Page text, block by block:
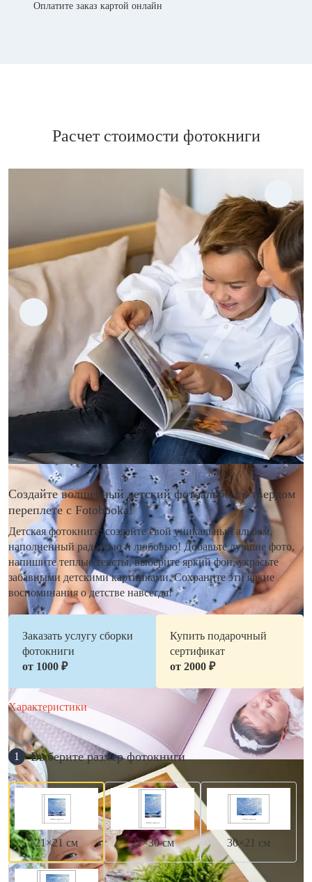
Оплатите заказ картой онлайн
Расчет стоимости фотокниги
Создайте волшебный детский фотоальбом в твердом
переплете с Fotobooka!
Детская фотокнига: создайте свой уникальный альбом,
наполненный радостью и любовью! Добавьте лучшие фото,
напишите теплые тексты, выберите яркий фон, украсьте
забавными детскими картинками. Сохраните эти яркие
воспоминания о детстве навсегда!
Заказать услугу сборки
фотокниги
от 1000 ₽
Купить подарочный
сертификат
от 2000 ₽
Характеристики
1 Выберите размер фотокниги
21×21 см 21×30 см 30×21 см